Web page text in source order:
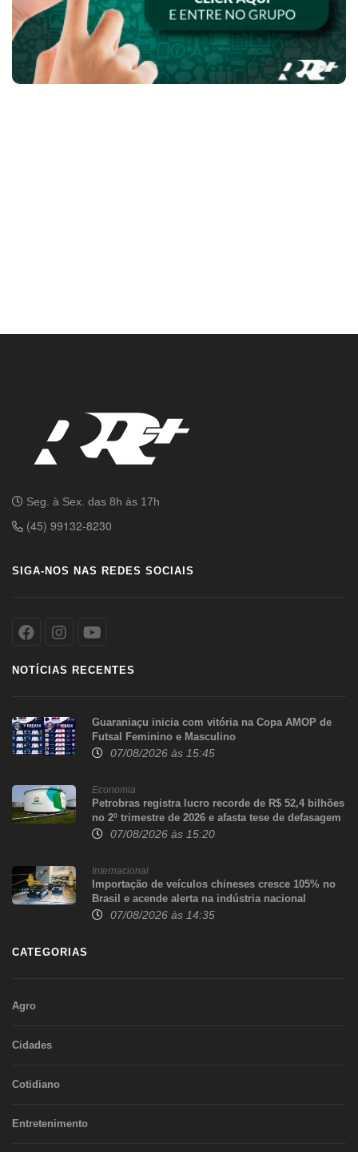
Seg. à Sex. das 8h às 17h
(45) 99132-8230
SIGA-NOS NAS REDES SOCIAIS
NOTÍCIAS RECENTES
Guaraniaçu inicia com vitória na Copa AMOP de
Futsal Feminino e Masculino
07/08/2026 às 15:45
Economia
Petrobras registra lucro recorde de R$ 52,4 bilhões
no 2º trimestre de 2026 e afasta tese de defasagem
nos combustíveis
07/08/2026 às 15:20
Internacional
Importação de veículos chineses cresce 105% no
Brasil e acende alerta na indústria nacional
07/08/2026 às 14:35
CATEGORIAS
Agro
Cidades
Cotidiano
Entretenimento